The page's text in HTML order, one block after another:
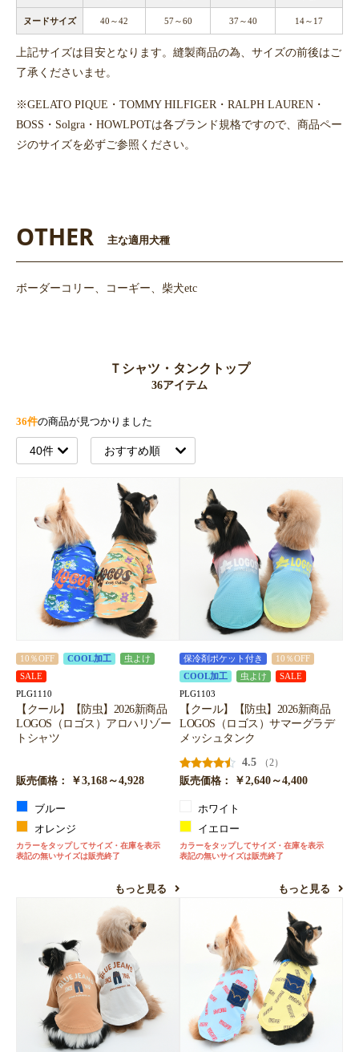
ヌードサイズ 40～42 57～60 37～40 14～17
上記サイズは目安となります。縫製商品の為、サイズの前後はご
了承くださいませ。
※GELATO PIQUE・TOMMY HILFIGER・RALPH LAUREN・
BOSS・Solgra・HOWLPOTは各ブランド規格ですので、商品ペー
ジのサイズを必ずご参照ください。
OTHER 主な適用犬種
ボーダーコリー、コーギー、柴犬etc
Ｔシャツ・タンクトップ
36アイテム
36件の商品が見つかりました
10％OFF COOL加工
虫よけ
SALE
PLG1110
【クール】【防虫】2026新商品
LOGOS（ロゴス）アロハリゾー
トシャツ
販売価格： ￥3,168～4,928
ブルー
オレンジ
カラーをタップしてサイズ・在庫を表示
表記の無いサイズは販売終了
もっと見る
保冷剤ポケット付き
10％OFF
COOL加工
虫よけ SALE
PLG1103
【クール】【防虫】2026新商品
LOGOS（ロゴス）サマーグラデ
メッシュタンク
4.5
（2）
販売価格：
￥2,640～4,400
ホワイト
イエロー
カラーをタップしてサイズ・在庫を表示
表記の無いサイズは販売終了
もっと見る